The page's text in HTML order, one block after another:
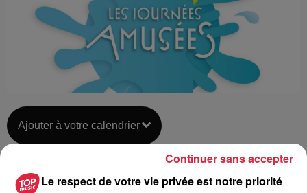
Ajouter à votre calendrier
du5 août 2020 à 0h00
Le respect de votre vie privée est notre priorité
Continuer sans accepter